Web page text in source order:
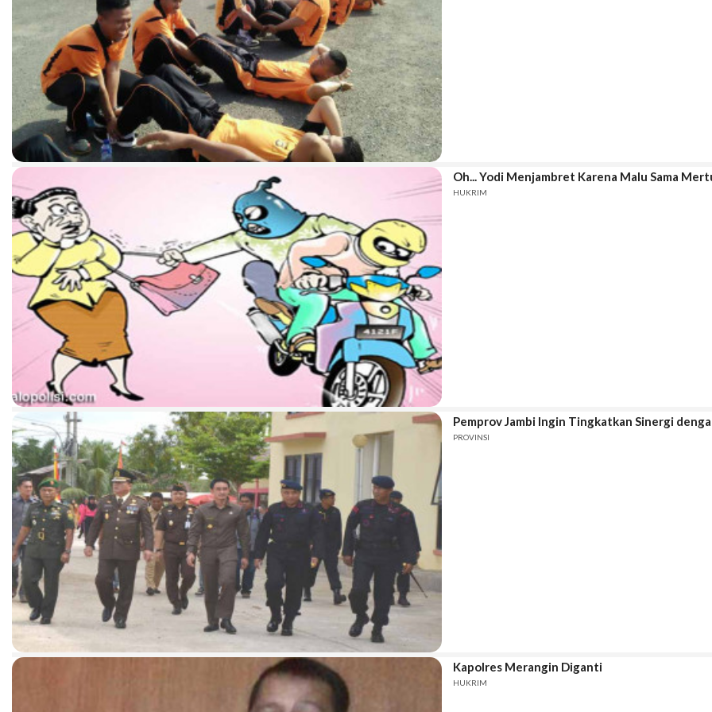
Oh... Yodi Menjambret Karena Malu Sama
HUKRIM
Pemprov Jambi Ingin Tingkatkan Sinergi
PROVINSI
Kapolres Merangin Diganti
HUKRIM